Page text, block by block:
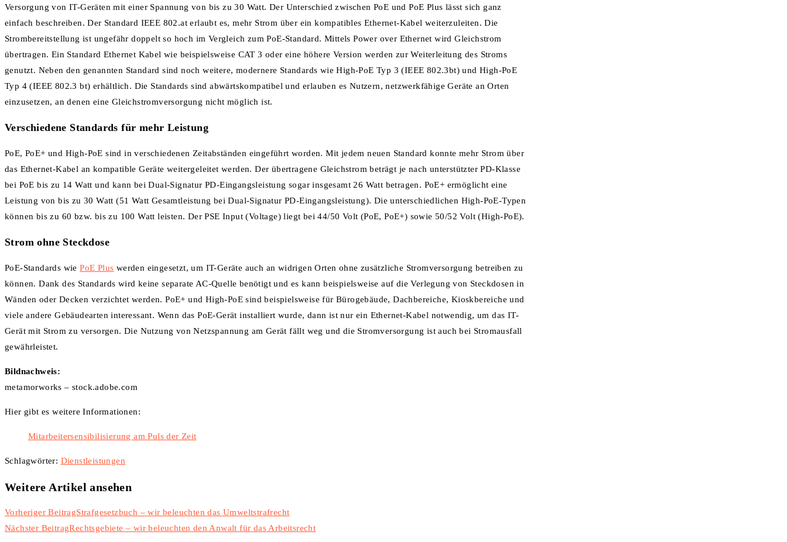
Versorgung von IT-Geräten mit einer Spannung von bis zu 30 Watt. Der Unterschied zwischen PoE und PoE Plus lässt sich ganz
einfach beschreiben. Der Standard IEEE 802.at erlaubt es, mehr Strom über ein kompatibles Ethernet-Kabel weiterzuleiten. Die
Strombereitstellung ist ungefähr doppelt so hoch im Vergleich zum PoE-Standard. Mittels Power over Ethernet wird Gleichstrom
übertragen. Ein Standard Ethernet Kabel wie beispielsweise CAT 3 oder eine höhere Version werden zur Weiterleitung des Stroms
genutzt. Neben den genannten Standard sind noch weitere, modernere Standards wie High-PoE Typ 3 (IEEE 802.3bt) und High-PoE
Typ 4 (IEEE 802.3 bt) erhältlich. Die Standards sind abwärtskompatibel und erlauben es Nutzern, netzwerkfähige Geräte an Orten
einzusetzen, an denen eine Gleichstromversorgung nicht möglich ist.
Verschiedene Standards für mehr Leistung
PoE, PoE+ und High-PoE sind in verschiedenen Zeitabständen eingeführt worden. Mit jedem neuen Standard konnte mehr Strom über
das Ethernet-Kabel an kompatible Geräte weitergeleitet werden. Der übertragene Gleichstrom beträgt je nach unterstützter PD-Klasse
bei PoE bis zu 14 Watt und kann bei Dual-Signatur PD-Eingangsleistung sogar insgesamt 26 Watt betragen. PoE+ ermöglicht eine
Leistung von bis zu 30 Watt (51 Watt Gesamtleistung bei Dual-Signatur PD-Eingangsleistung). Die unterschiedlichen High-PoE-Typen
können bis zu 60 bzw. bis zu 100 Watt leisten. Der PSE Input (Voltage) liegt bei 44/50 Volt (PoE, PoE+) sowie 50/52 Volt (High-PoE).
Strom ohne Steckdose
PoE-Standards wiePoE Plus werden eingesetzt, um IT-Geräte auch an widrigen Orten ohne zusätzliche Stromversorgung betreiben zu
können. Dank des Standards wird keine separate AC-Quelle benötigt und es kann beispielsweise auf die Verlegung von Steckdosen in
Wänden oder Decken verzichtet werden. PoE+ und High-PoE sind beispielsweise für Bürogebäude, Dachbereiche, Kioskbereiche und
viele andere Gebäudearten interessant. Wenn das PoE-Gerät installiert wurde, dann ist nur ein Ethernet-Kabel notwendig, um das IT-
Gerät mit Strom zu versorgen. Die Nutzung von Netzspannung am Gerät fällt weg und die Stromversorgung ist auch bei Stromausfall
gewährleistet.
Bildnachweis:
metamorworks – stock.adobe.com
Hier gibt es weitere Informationen:
Mitarbeitersensibilisierung am Puls der Zeit
Schlagwörter: Dienstleistungen
Weitere Artikel ansehen
Vorheriger BeitragStrafgesetzbuch – wir beleuchten das Umweltstrafrecht
Nächster BeitragRechtsgebiete – wir beleuchten den Anwalt für das Arbeitsrecht